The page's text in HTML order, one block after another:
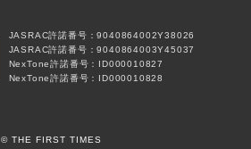
JASRAC許諾番号：9040864002Y38026
JASRAC許諾番号：9040864003Y45037
NexTone許諾番号：ID000010827
NexTone許諾番号：ID000010828
© THE FIRST TIMES